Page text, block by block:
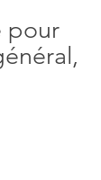
pour